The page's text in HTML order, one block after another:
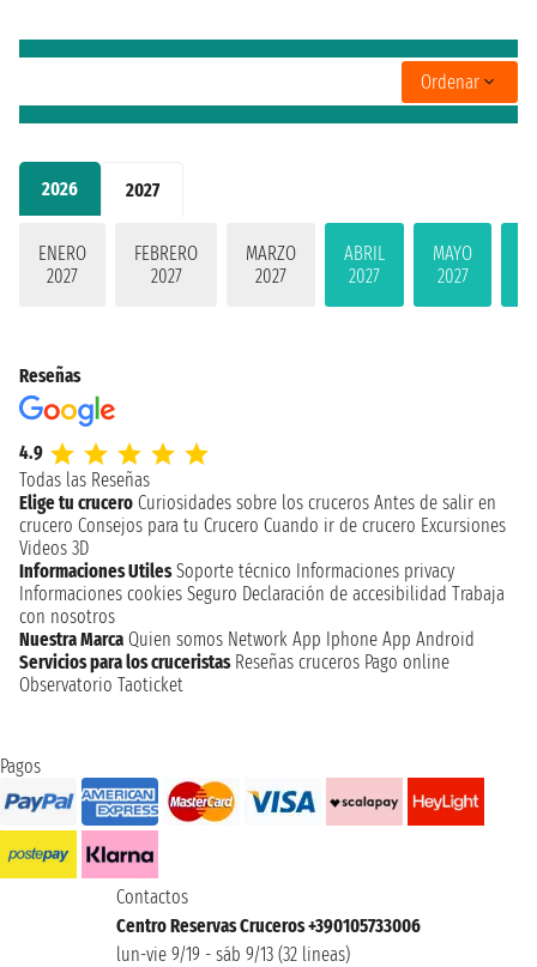
2026 2027
ENERO
2027
FEBRERO
2027
MARZO
2027
ABRIL
2027
MAYO
2027
Ordenar
Reseñas
4.9
Todas las Reseñas
Elige tu crucero Curiosidades sobre los cruceros Antes de salir en
crucero Consejos para tu Crucero Cuando ir de crucero Excursiones
Videos 3D
Informaciones Utiles Soporte técnico Informaciones privacy
Informaciones cookies Seguro Declaración de accesibilidad Trabaja
con nosotros
Nuestra Marca Quien somos Network App Iphone App Android
Servicios para los cruceristas Reseñas cruceros Pago online
Observatorio Taoticket
Pagos
Contactos
Centro Reservas Cruceros +390105733006
lun-vie 9/19 - sáb 9/13 (32 lineas)